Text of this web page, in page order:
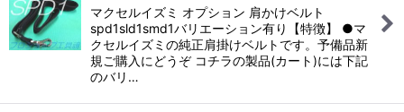
マクセルイズミ オプション 肩かけベルト
spd1sld1smd1バリエーション有り【特徴】 ●マ
クセルイズミの純正肩掛けベルトです。予備品新
規ご購入にどうぞ コチラの製品(カート)には下記
のバリ…